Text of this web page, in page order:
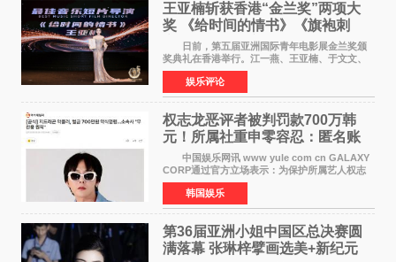
王亚楠斩获香港“金兰奖”两项大
奖 《给时间的情书》《旗袍刺
客》双双获肯定
日前，第五届亚洲国际青年电影展金兰奖颁
奖典礼在香港举行。江一燕、王亚楠、于文文、
李东学等知名演员出席活动。著名演员、导演王
亚楠凭借音乐故事片《给时间的情书》和院线电
影《旗袍刺客》
娱乐评论
权志龙恶评者被判罚款700万韩
元！所属社重申零容忍：匿名账
号也难逃刑责
中国娱乐网讯 www yule com cn GALAXY
CORP通过官方立场表示：为保护所属艺人权志
龙的名誉和权益，将持续对网络上发生的名誉损
害、散布虚假事实、侮辱、恶意诽谤等行为采取
法律应对措施。
韩国娱乐
第36届亚洲小姐中国区总决赛圆
满落幕 张琳梓擘画选美+新纪元